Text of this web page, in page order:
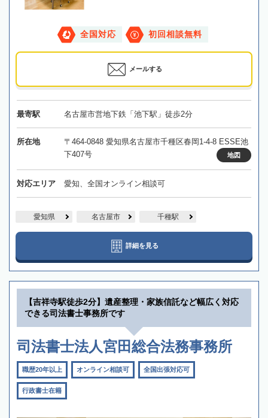
全国対応 初回相談無料
メールする
最寄駅 名古屋市営地下鉄「池下駅」徒歩2分
所在地
〒464-0848 愛知県名古屋市千種区春岡1-4-8 ESSE池
下407号
地図
対応エリア 愛知、全国オンライン相談可
愛知県 名古屋市 千種駅
詳細を見る
【吉祥寺駅徒歩2分】遺産整理・家族信託など幅広く対応
できる司法書士事務所です
司法書士法人宮田総合法務事務所
職歴20年以上 オンライン相談可 全国出張対応可
行政書士在籍